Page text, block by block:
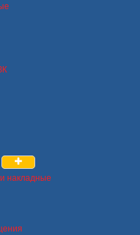
накладные